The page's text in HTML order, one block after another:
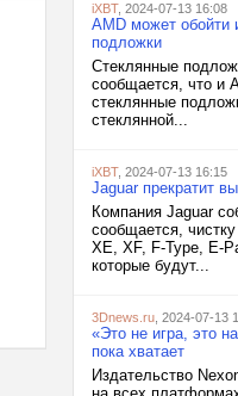
iXBT, 2024-07-13 16:08
AMD может обойти
подложки
Стеклянные
сообщается, что и
стеклянные
стеклянной...
iXBT, 2024-07-13 16:15
Jaguar прекратит
Компания Jaguar
сообщается,
XE, XF, F-Type, E-
которые будут...
3Dnews.ru , 2024-07-13
«Это не игра, это
пока хватает
Издательство